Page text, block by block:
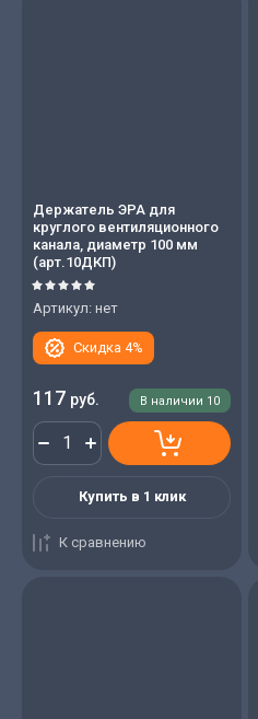
Держатель ЭРА для
круглого вентиляционного
канала, диаметр 100 мм
(арт.10ДКП)
Артикул: нет
Скидка 4%
В наличии 10
117 руб.
Купить в 1 клик
К сравнению